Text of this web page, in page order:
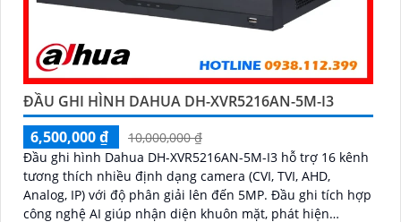
ĐẦU GHI HÌNH DAHUA DH-XVR5216AN-5M-I3
6,500,000 ₫
10,000,000 ₫
Đầu ghi hình Dahua DH-XVR5216AN-5M-I3 hỗ trợ 16 kênh
tương thích nhiều định dạng camera (CVI, TVI, AHD,
Analog, IP) với độ phân giải lên đến 5MP. Đầu ghi tích hợp
công nghệ AI giúp nhận diện khuôn mặt, phát hiện